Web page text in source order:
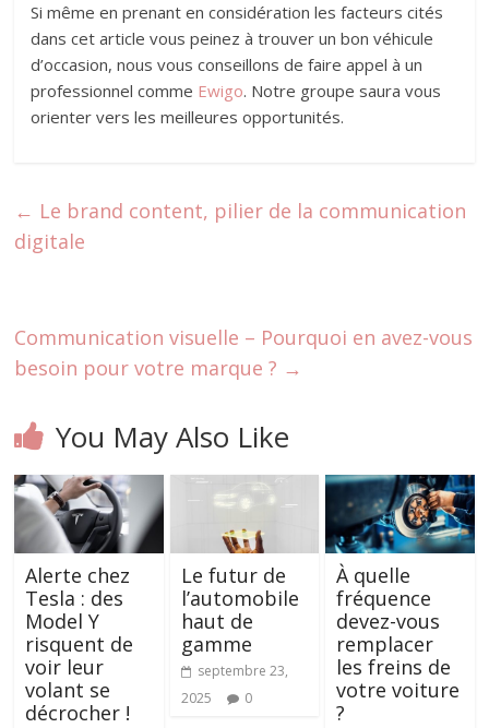
Si même en prenant en considération les facteurs cités
dans cet article vous peinez à trouver un bon véhicule
d’occasion, nous vous conseillons de faire appel à un
professionnel comme Ewigo. Notre groupe saura vous
orienter vers les meilleures opportunités.
← Le brand content, pilier de la communication
digitale
Communication visuelle – Pourquoi en avez-vous
besoin pour votre marque ? →
You May Also Like
Alerte chez
Tesla : des
Model Y
risquent de
voir leur
volant se
décrocher !
Le futur de
l’automobile
haut de
gamme
septembre 23,
2025
0
À quelle
fréquence
devez-vous
remplacer
les freins de
votre voiture
?